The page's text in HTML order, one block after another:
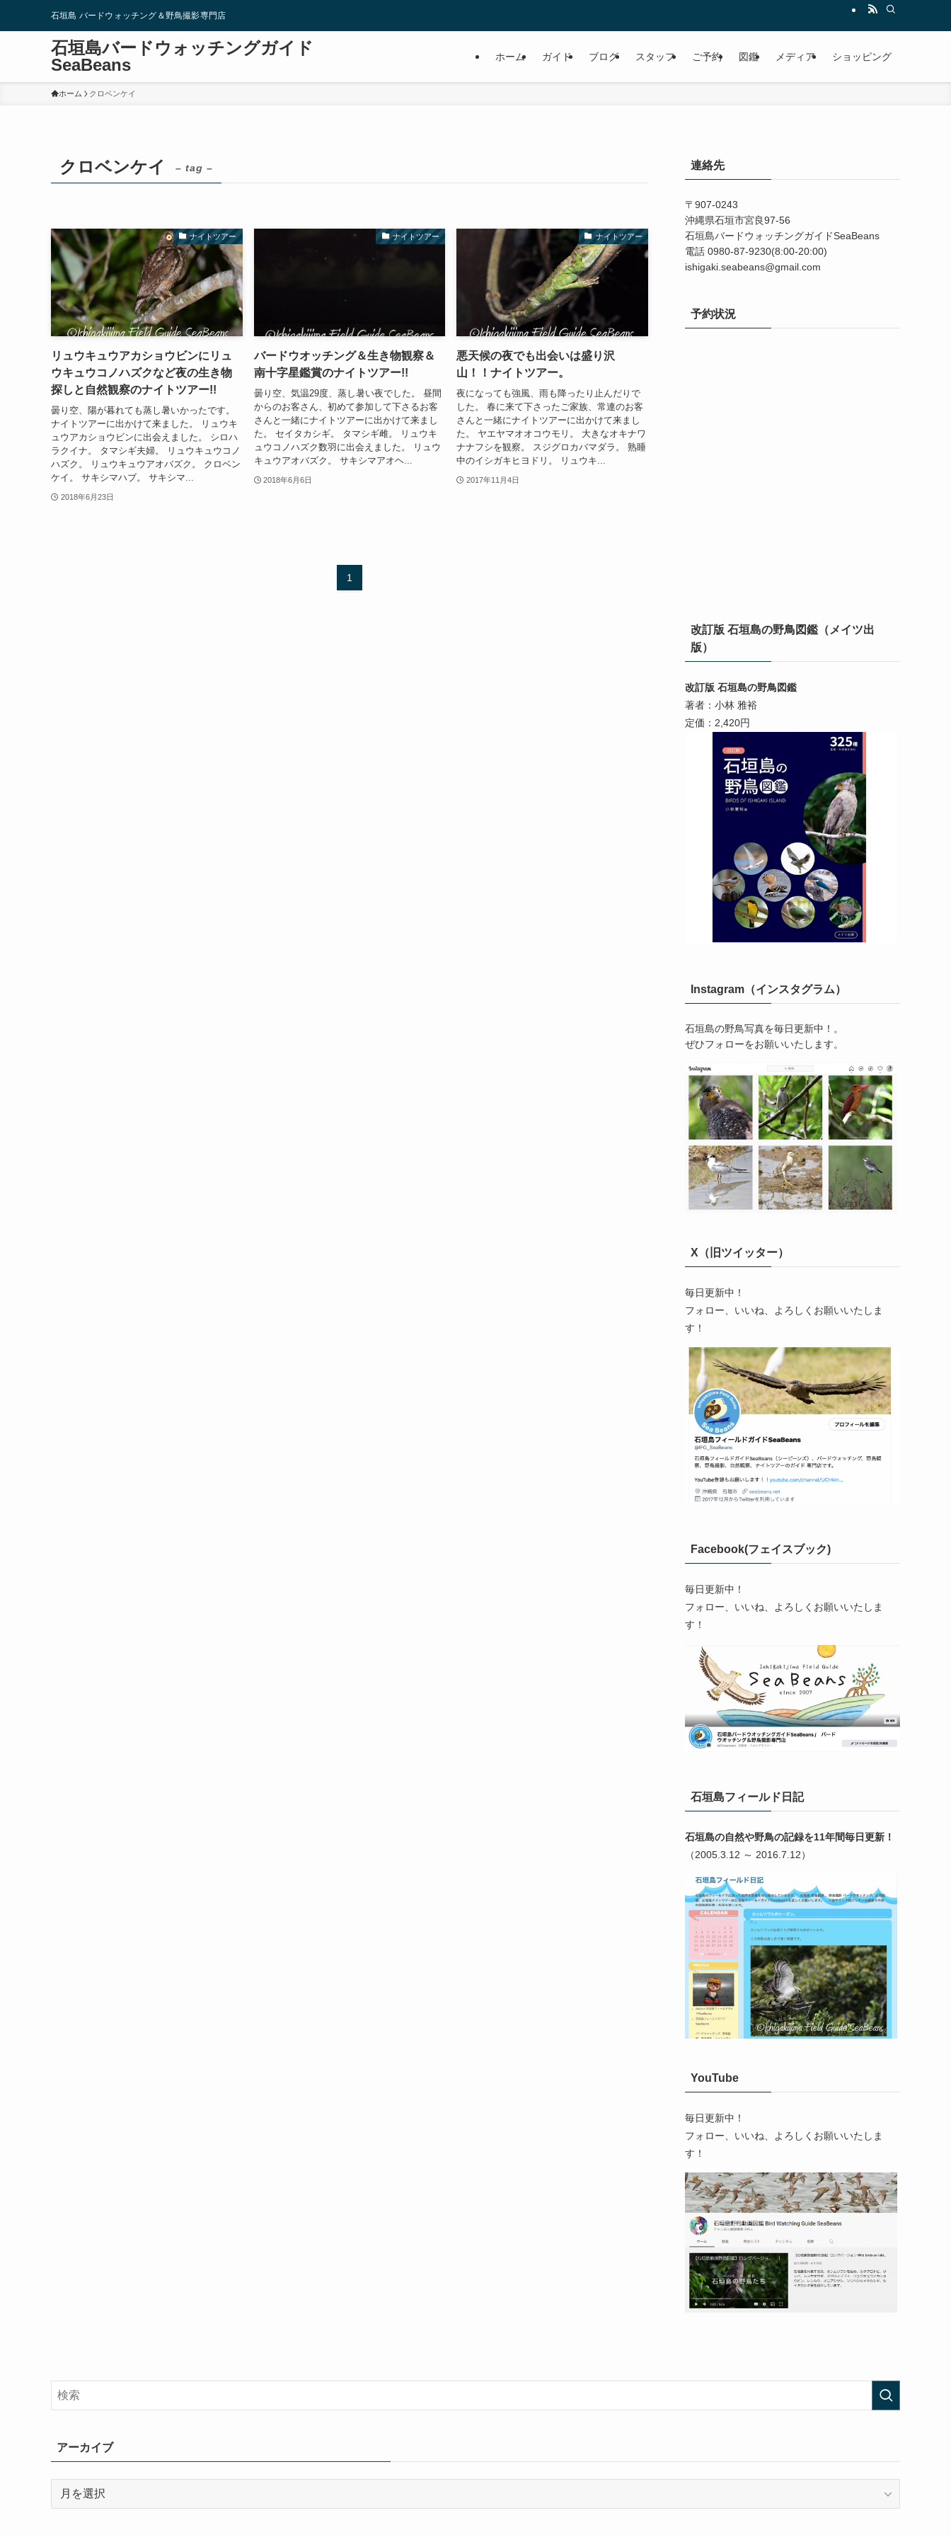
石垣島 バードウォッチング＆野鳥撮影専門店
石垣島バードウォッチングガイド
SeaBeans
ホーム ガイド ブログ スタッフ ご予約 図鑑 メディア ショッピング
ホーム クロベンケイ
クロベンケイ – tag –
ナイトツアー
リュウキュウアカショウビンにリュ
ウキュウコノハズクなど夜の生き物
探しと自然観察のナイトツアー!!
曇り空、陽が暮れても蒸し暑いかったです。
ナイトツアーに出かけて来ました。 リュウキ
ュウアカショウビンに出会えました。 シロハ
ラクイナ。 タマシギ夫婦。 リュウキュウコノ
ハズク。 リュウキュウアオバズク。 クロベン
ケイ。 サキシマハブ。 サキシマ...
2018年6月23日
ナイトツアー
バードウオッチング＆生き物観察＆
南十字星鑑賞のナイトツアー!!
曇り空、気温29度、蒸し暑い夜でした。 昼間
からのお客さん、初めて参加して下さるお客
さんと一緒にナイトツアーに出かけて来まし
た。 セイタカシギ。 タマシギ雌。 リュウキ
ュウコノハズク数羽に出会えました。 リュウ
キュウアオバズク。 サキシマアオヘ...
2018年6月6日
ナイトツアー
悪天候の夜でも出会いは盛り沢
山！！ナイトツアー。
夜になっても強風、雨も降ったり止んだりで
した。 春に来て下さったご家族、常連のお客
さんと一緒にナイトツアーに出かけて来まし
た。 ヤエヤマオオコウモリ。 大きなオキナワ
ナナフシを観察。 スジグロカバマダラ。 熟睡
中のイシガキヒヨドリ。 リュウキ...
2017年11月4日
1
連絡先
〒907-0243
沖縄県石垣市宮良97-56
石垣島バードウォッチングガイドSeaBeans
電話 0980-87-9230(8:00-20:00)
ishigaki.seabeans@gmail.com
予約状況
改訂版 石垣島の野鳥図鑑（メイツ出
版）
改訂版 石垣島の野鳥図鑑
著者：小林 雅裕
定価：2,420円
Instagram（インスタグラム）
石垣島の野鳥写真を毎日更新中！。
ぜひフォローをお願いいたします。
X（旧ツイッター）
毎日更新中！
フォロー、いいね、よろしくお願いいたしま
す！
Facebook(フェイスブック)
毎日更新中！
フォロー、いいね、よろしくお願いいたしま
す！
石垣島フィールド日記
石垣島の自然や野鳥の記録を11年間毎日更新！
（2005.3.12 ～ 2016.7.12）
YouTube
毎日更新中！
フォロー、いいね、よろしくお願いいたしま
す！
アーカイブ